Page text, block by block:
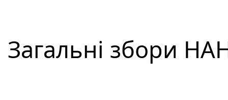
Загальні збори